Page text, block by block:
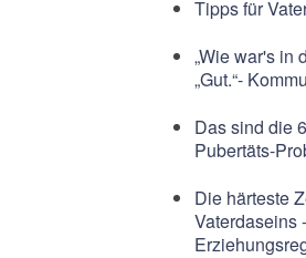
Tipps für
„Wie war's in
„Gut.“-
Das sind die
Pubertäts-
Die härteste
Vaterdaseins